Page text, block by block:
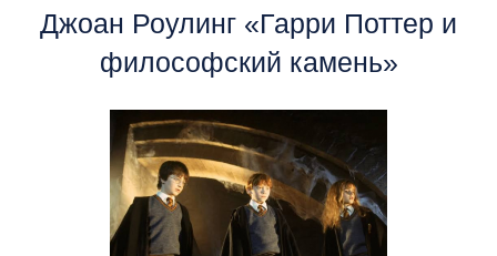
Джоан Роулинг «Гарри Поттер и
философский камень»